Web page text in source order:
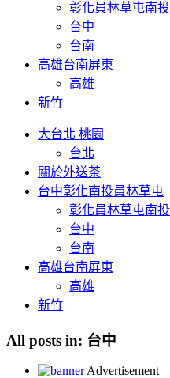
彰化員林草屯南投
台中
台南
高雄台南屏東
高雄
新竹
大台北 桃園
台北
關於外送茶
台中彰化南投員林草屯
彰化員林草屯南投
台中
台南
高雄台南屏東
高雄
新竹
All posts in: 台中
Advertisement